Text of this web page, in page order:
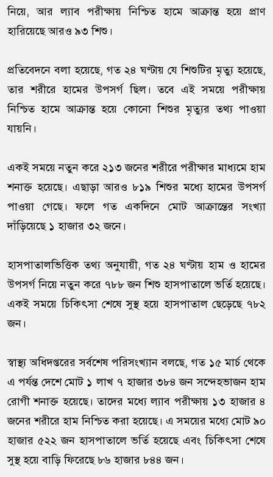
নিয়ে, আর ল্যাব পরীক্ষায় নিশ্চিত হামে আক্রান্ত হয়ে প্রাণ
হারিয়েছে আরও ৯৩ শিশু।
প্রতিবেদনে বলা হয়েছে, গত ২৪ ঘণ্টায় যে শিশুটির মৃত্যু হয়েছে,
তার শরীরে হামের উপসর্গ ছিল। তবে এই সময়ে পরীক্ষায়
নিশ্চিত হামে আক্রান্ত হয়ে কোনো শিশুর মৃত্যুর তথ্য পাওয়া
যায়নি।
একই সময়ে নতুন করে ২১৩ জনের শরীরে পরীক্ষার মাধ্যমে হাম
শনাক্ত হয়েছে। এছাড়া আরও ৮১৯ শিশুর মধ্যে হামের উপসর্গ
পাওয়া গেছে। ফলে গত একদিনে মোট আক্রান্তের সংখ্যা
দাঁড়িয়েছে ১ হাজার ৩২ জনে।
হাসপাতালভিত্তিক তথ্য অনুযায়ী, গত ২৪ ঘণ্টায় হাম ও হামের
উপসর্গ নিয়ে নতুন করে ৭৮৮ জন শিশু হাসপাতালে ভর্তি হয়েছে।
একই সময়ে চিকিৎসা শেষে সুস্থ হয়ে হাসপাতাল ছেড়েছে ৭৮২
জন।
স্বাস্থ্য অধিদপ্তরের সর্বশেষ পরিসংখ্যান বলছে, গত ১৫ মার্চ থেকে
এ পর্যন্ত দেশে মোট ১ লাখ ৭ হাজার ৩৮৪ জন সন্দেহভাজন হাম
রোগী শনাক্ত হয়েছে। তাদের মধ্যে ল্যাব পরীক্ষায় ১৩ হাজার ৪
জনের শরীরে হাম নিশ্চিত করা হয়েছে। এ সময়ের মধ্যে মোট ৯০
হাজার ৫২২ জন হাসপাতালে ভর্তি হয়েছে এবং চিকিৎসা শেষে
সুস্থ হয়ে বাড়ি ফিরেছে ৮৬ হাজার ৮৪৪ জন।